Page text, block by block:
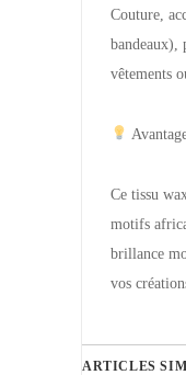
Couture,
bandeaux),
vêtements
Ce tissu
motifs
brillance
vos
ARTICLES